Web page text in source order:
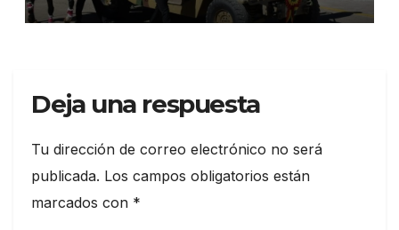
Deja una respuesta
Tu dirección de correo electrónico no será
publicada. Los campos obligatorios están
marcados con *